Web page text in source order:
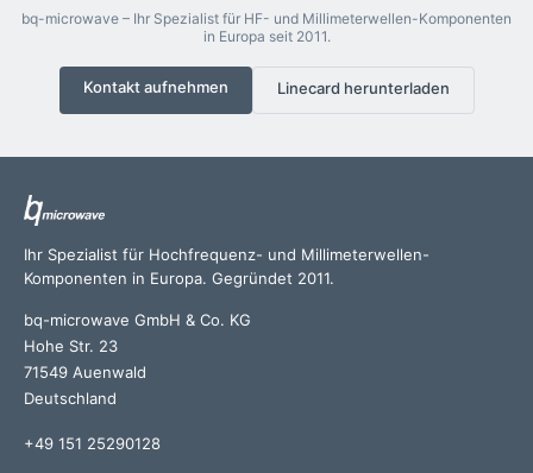
bq-microwave – Ihr Spezialist für HF- und Millimeterwellen-Komponenten
in Europa seit 2011.
Kontakt aufnehmen Linecard herunterladen
Ihr Spezialist für Hochfrequenz- und Millimeterwellen-
Komponenten in Europa. Gegründet 2011.
bq-microwave GmbH & Co. KG
Hohe Str. 23
71549 Auenwald
Deutschland
+49 151 25290128